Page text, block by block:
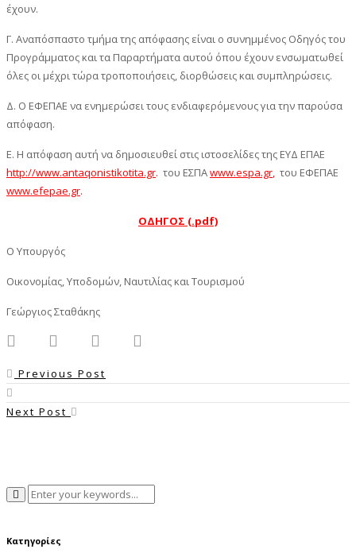
έχουν.
Γ. Αναπόσπαστο τμήμα της απόφασης είναι ο συνημμένος Οδηγός του
Προγράμματος και τα Παραρτήματα αυτού όπου έχουν ενσωματωθεί
όλες οι μέχρι τώρα τροποποιήσεις, διορθώσεις και συμπληρώσεις.
Δ. Ο ΕΦΕΠΑΕ να ενημερώσει τους ενδιαφερόμενους για την παρούσα
απόφαση.
Ε. Η απόφαση αυτή να δημοσιευθεί στις ιστοσελίδες της ΕΥΔ ΕΠΑΕ
http://www.antaqonistikotita.gr. του ΕΣΠΑwww.espa.gr, του ΕΦΕΠΑΕ
www.efepae.gr.
ΟΔΗΓΟΣ (.pdf)
Ο Υπουργός
Οικονομίας, Υποδομών, Ναυτιλίας και Τουρισμού
Γεώργιος Σταθάκης
Previous Post
Next Post
Κατηγορίες